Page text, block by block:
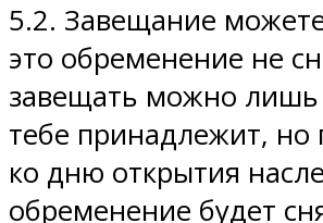
5.2. Завещание
это обременение не
завещать можно лишь
тебе принадлежит, но
ко дню открытия
обременение будет